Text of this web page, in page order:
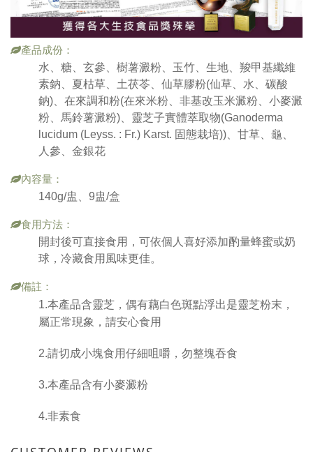
產品成份：
水、糖、玄參、樹薯澱粉、玉竹、生地、羧甲基纖維
素鈉、夏枯草、土茯苓、仙草膠粉(仙草、水、碳酸
鈉)、在來調和粉(在來米粉、非基改玉米澱粉、小麥澱
粉、馬鈴薯澱粉)、靈芝子實體萃取物(Ganoderma
lucidum (Leyss. : Fr.) Karst. 固態栽培))、甘草、龜、
人參、金銀花
內容量：
140g/盅、9盅/盒
食用方法：
開封後可直接食用，可依個人喜好添加酌量蜂蜜或奶
球，冷藏食用風味更佳。
備註：
1.本產品含靈芝，偶有藕白色斑點浮出是靈芝粉末，
屬正常現象，請安心食用
2.請切成小塊食用仔細咀嚼，勿整塊吞食
3.本產品含有小麥澱粉
4.非素食